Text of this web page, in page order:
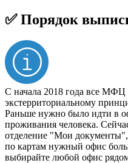
✅ Порядок
С начала 2018 года все МФЦ
экстерриториальному
Раньше нужно было идти в
проживания человека.
отделение "Мои
по картам нужный офис
выбирайте любой офис